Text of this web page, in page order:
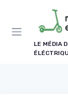
LE MÉDIA